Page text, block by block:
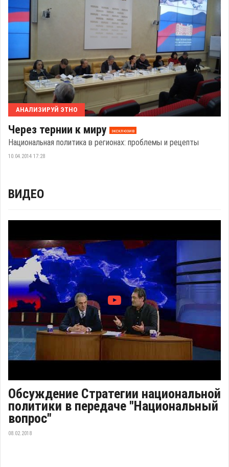
АНАЛИЗИРУЙ ЭТНО
Через тернии к миру эксклюзив
Национальная политика в регионах: проблемы и рецепты
10.04.2014 17:28
ВИДЕО
Обсуждение Стратегии национальной
политики в передаче "Национальный
вопрос"
08.02.2018